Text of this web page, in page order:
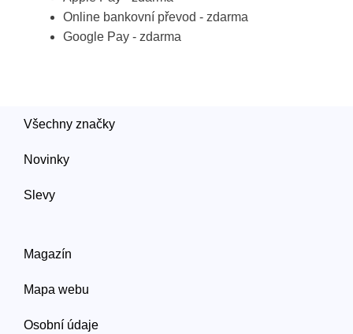
Online bankovní převod - zdarma
Google Pay - zdarma
Všechny značky
Novinky
Slevy
Magazín
Mapa webu
Osobní údaje